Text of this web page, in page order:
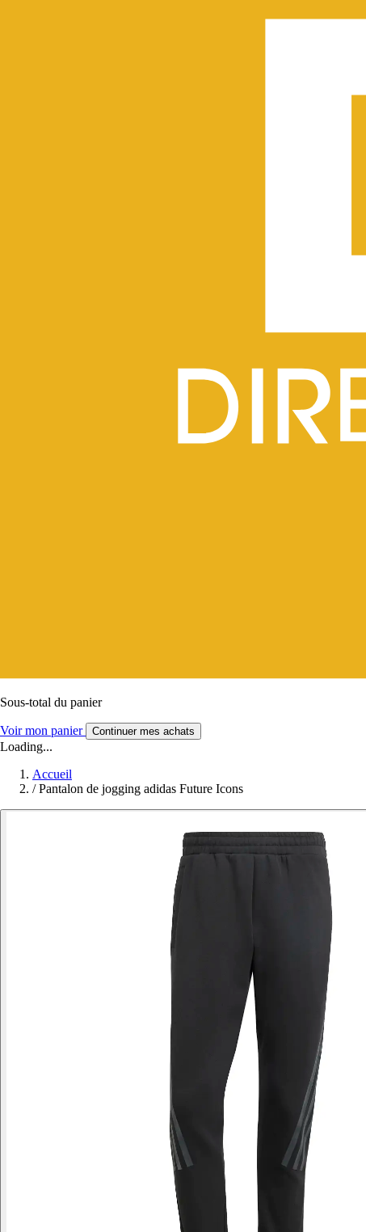
Sous-total du panier
Voir mon panier Continuer mes achats
Loading...
Accueil
/ Pantalon de jogging adidas Future Icons